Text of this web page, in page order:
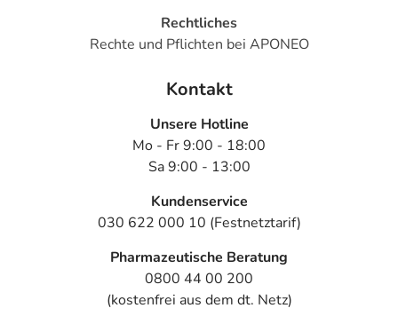
Rechtliches
Rechte und Pflichten bei APONEO
Kontakt
Unsere Hotline
Mo - Fr 9:00 - 18:00
Sa 9:00 - 13:00
Kundenservice
030 622 000 10 (Festnetztarif)
Pharmazeutische Beratung
0800 44 00 200
(kostenfrei aus dem dt. Netz)